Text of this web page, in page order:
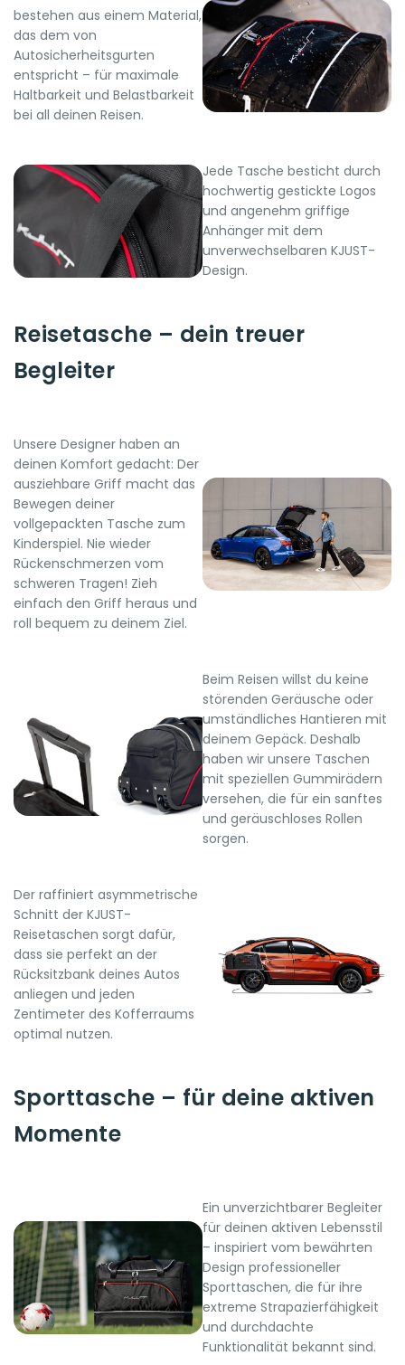
bestehen aus einem Material,
das dem von
Autosicherheitsgurten
entspricht – für maximale
Haltbarkeit und Belastbarkeit
bei all deinen Reisen.
Jede Tasche besticht durch
hochwertig gestickte Logos
und angenehm griffige
Anhänger mit dem
unverwechselbaren KJUST-
Design.
Reisetasche – dein treuer
Begleiter
Unsere Designer haben an
deinen Komfort gedacht: Der
ausziehbare Griff macht das
Bewegen deiner
vollgepackten Tasche zum
Kinderspiel. Nie wieder
Rückenschmerzen vom
schweren Tragen! Zieh
einfach den Griff heraus und
roll bequem zu deinem Ziel.
Beim Reisen willst du keine
störenden Geräusche oder
umständliches Hantieren mit
deinem Gepäck. Deshalb
haben wir unsere Taschen
mit speziellen Gummirädern
versehen, die für ein sanftes
und geräuschloses Rollen
sorgen.
Der raffiniert asymmetrische
Schnitt der KJUST-
Reisetaschen sorgt dafür,
dass sie perfekt an der
Rücksitzbank deines Autos
anliegen und jeden
Zentimeter des Kofferraums
optimal nutzen.
Sporttasche – für deine aktiven
Momente
Ein unverzichtbarer Begleiter
für deinen aktiven Lebensstil
– inspiriert vom bewährten
Design professioneller
Sporttaschen, die für ihre
extreme Strapazierfähigkeit
und durchdachte
Funktionalität bekannt sind.